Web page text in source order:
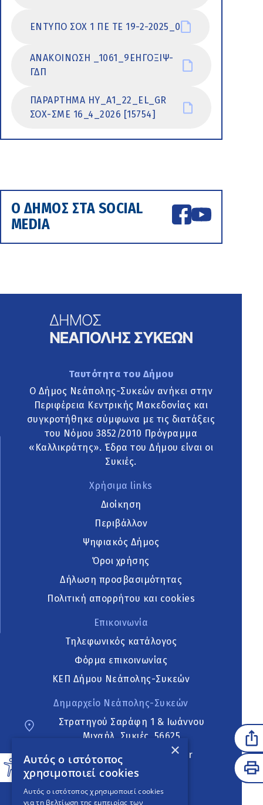
ΕΝΤΥΠΟ ΣΟΧ 1 ΠΕ ΤΕ 19-2-2025_0
ΑΝΑΚΟΙΝΩΣΗ _1061_9ΕΗΓΟΞΙΨ-
ΓΔΠ
ΠΑΡΑΡΤΗΜΑ ΗΥ_A1_22_EL_GR
ΣΟΧ-ΣΜΕ 16_4_2026 [15754]
Ο ΔΗΜΟΣ ΣΤΑ SOCIAL
MEDIA
Ταυτότητα του Δήμου
Ο Δήμος Νεάπολης-Συκεών ανήκει στην
Περιφέρεια Κεντρικής Μακεδονίας και
συγκροτήθηκε σύμφωνα με τις διατάξεις
του Νόμου 3852/2010 Πρόγραμμα
«Καλλικράτης». Έδρα του Δήμου είναι οι
Συκιές.
Χρήσιμα links
Διοίκηση
Περιβάλλον
Ψηφιακός Δήμος
Όροι χρήσης
Δήλωση προσβασιμότητας
Πολιτική απορρήτου και cookies
Επικοινωνία
Τηλεφωνικός κατάλογος
Φόρμα επικοινωνίας
ΚΕΠ Δήμου Νεάπολης-Συκεών
Δημαρχείο Νεάπολης-Συκεών
Στρατηγού Σαράφη 1 & Ιωάννου
Μιχαήλ, Συκιές, 56625
neapoli.sykies@ddt.gov.gr
Ακολουθήστε
×
Αυτός ο ιστότοπος
χρησιμοποιεί cookies
Αυτός ο ιστότοπος χρησιμοποιεί cookies
για τη βελτίωση της εμπειρίας των